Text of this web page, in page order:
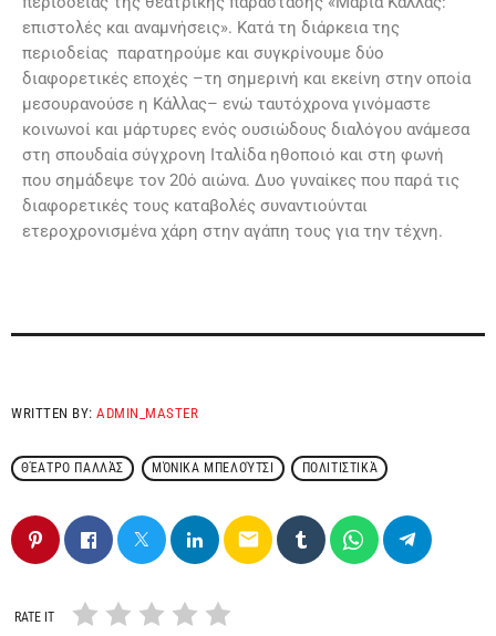
επιστολές και αναμνήσεις». Κατά τη διάρκεια της
περιοδείας παρατηρούμε και συγκρίνουμε δύο
διαφορετικές εποχές –τη σημερινή και εκείνη στην οποία
μεσουρανούσε η Κάλλας– ενώ ταυτόχρονα γινόμαστε
κοινωνοί και μάρτυρες ενός ουσιώδους διαλόγου ανάμεσα
στη σπουδαία σύγχρονη Ιταλίδα ηθοποιό και στη φωνή
που σημάδεψε τον 20ό αιώνα. Δυο γυναίκες που παρά τις
διαφορετικές τους καταβολές συναντιούνται
ετεροχρονισμένα χάρη στην αγάπη τους για την τέχνη.
WRITTEN BY:ADMIN_MASTER
ΘΈΑΤΡΟ ΠΑΛΛΆΣ ΜΌΝΙΚΑ ΜΠΕΛΟΎΤΣΙ ΠΟΛΙΤΙΣΤΙΚΆ
email
RATE IT